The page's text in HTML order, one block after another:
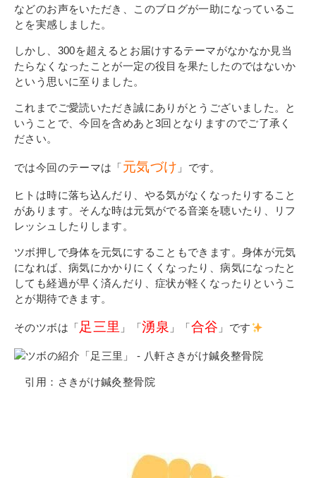
お問い合わせ
インターネット出願
教職員採用情報
その他
個人情報の取り扱いについて
1号館総合受付：〒194-0022 東京都町田市森野1-7-8
TEL：042-729-1026 (平日8時30分〜17時30分)
などのお声をいただき、このブログが一助になっているこ
とを実感しました。
しかし、300を超えるとお届けするテーマがなかなか見当
たらなくなったことが一定の役目を果たしたのではないか
という思いに至りました。
これまでご愛読いただき誠にありがとうございました。と
いうことで、今回を含めあと3回となりますのでご了承く
ださい。
では今回のテーマは「元気づけ 」です。
ヒトは時に落ち込んだり、やる気がなくなったりすること
があります。そんな時は元気がでる音楽を聴いたり、リフ
レッシュしたりします。
ツボ押しで身体を元気にすることもできます。身体が元気
になれば、病気にかかりにくくなったり、病気になったと
しても経過が早く済んだり、症状が軽くなったりというこ
とが期待できます。
そのツボは「足三里 」「湧泉 」「合谷 」です
引用：さきがけ鍼灸整骨院